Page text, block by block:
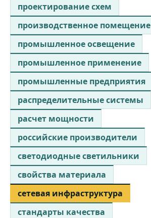
проектирование схем
производственное помещение
промышленное освещение
промышленное применение
промышленные предприятия
распределительные системы
расчет мощности
российские производители
светодиодные светильники
свойства материала
сетевая инфраструктура
стандарты качества